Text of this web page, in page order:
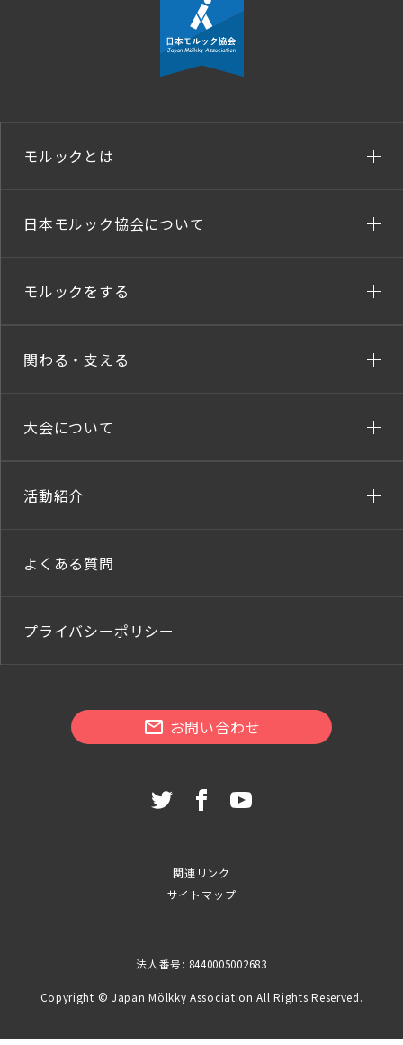
モルックとは
日本モルック協会について
モルックをする
関わる・支える
大会について
活動紹介
よくある質問
プライバシーポリシー
お問い合わせ
関連リンク
サイトマップ
法人番号: 8440005002683
Copyright © Japan Mölkky Association All Rights Reserved.